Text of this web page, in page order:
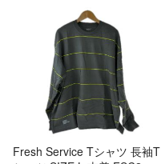
Fresh Service Tシャツ 長袖T